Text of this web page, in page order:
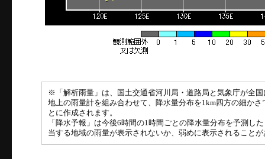
※「解析雨量」は、国土交通省河川局・道路局と気象庁が全
地上の雨量計を組み合わせて、降水量分布を1km四方の細か
とに作成されます。
「降水予報」は今後6時間の1時間ごとの降水量分布を予測し
当する地域の雨量が表示されないか、弱めに表示されること